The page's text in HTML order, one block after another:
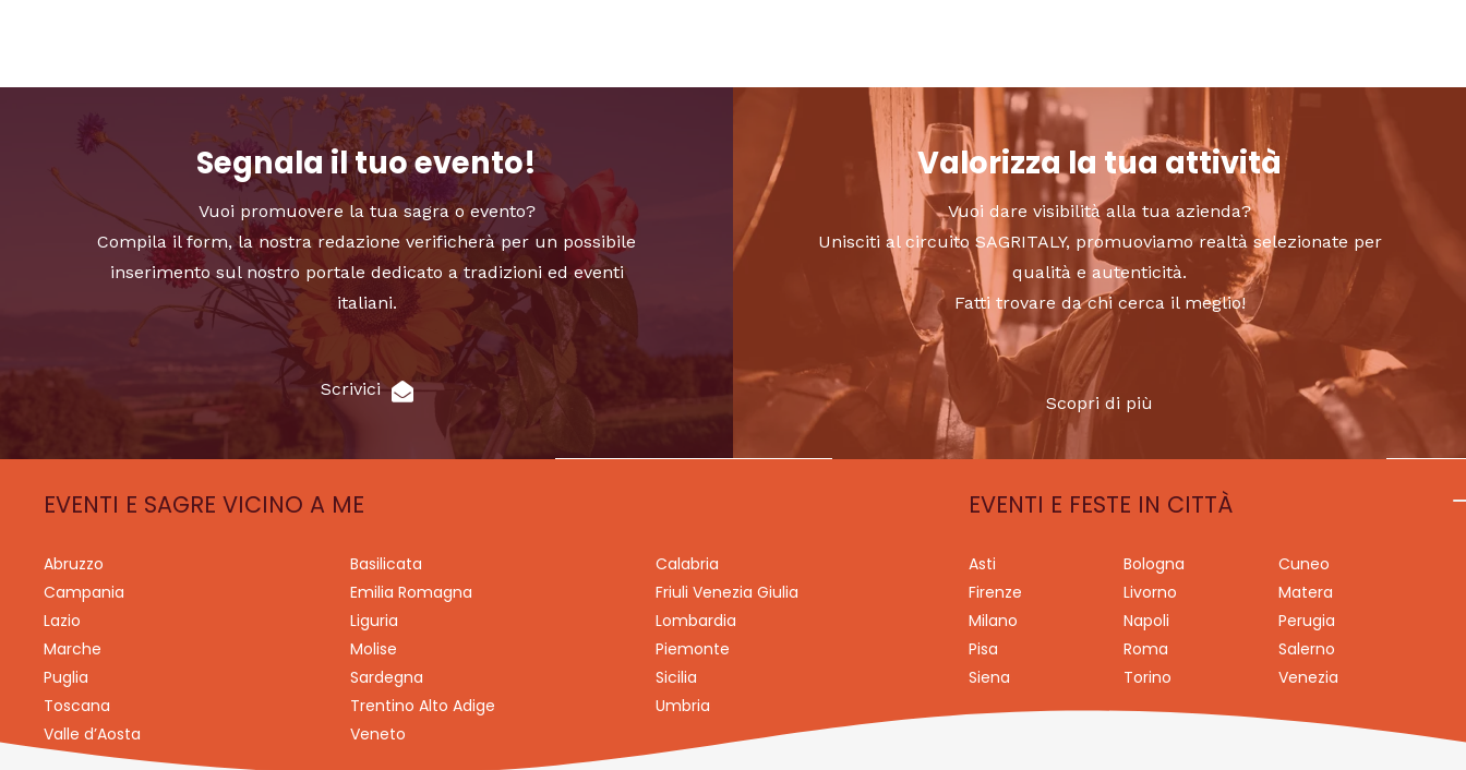
Segnala il tuo evento!
Vuoi promuovere la tua sagra o evento?
Compila il form, la nostra redazione verificherà per un possibile
inserimento sul nostro portale dedicato a tradizioni ed eventi
italiani.
Scrivici
Valorizza la tua attività
Vuoi dare visibilità alla tua azienda?
Unisciti al circuito SAGRITALY, promuoviamo realtà selezionate per
qualità e autenticità.
Fatti trovare da chi cerca il meglio!
Scopri di più
EVENTI E SAGRE VICINO A ME
Abruzzo Basilicata
Calabria
Campania
Emilia Romagna
Friuli Venezia Giulia
Lazio
Liguria
Lombardia
Marche
Molise
Piemonte
Puglia
Sardegna
Sicilia
Toscana
Trentino Alto Adige
Umbria
Valle d’Aosta
Veneto
EVENTI E FESTE IN CITTÀ
Asti Bologna
Cuneo
Firenze
Livorno
Matera
Milano
Napoli
Perugia
Pisa
Roma
Salerno
Siena
Torino Venezia